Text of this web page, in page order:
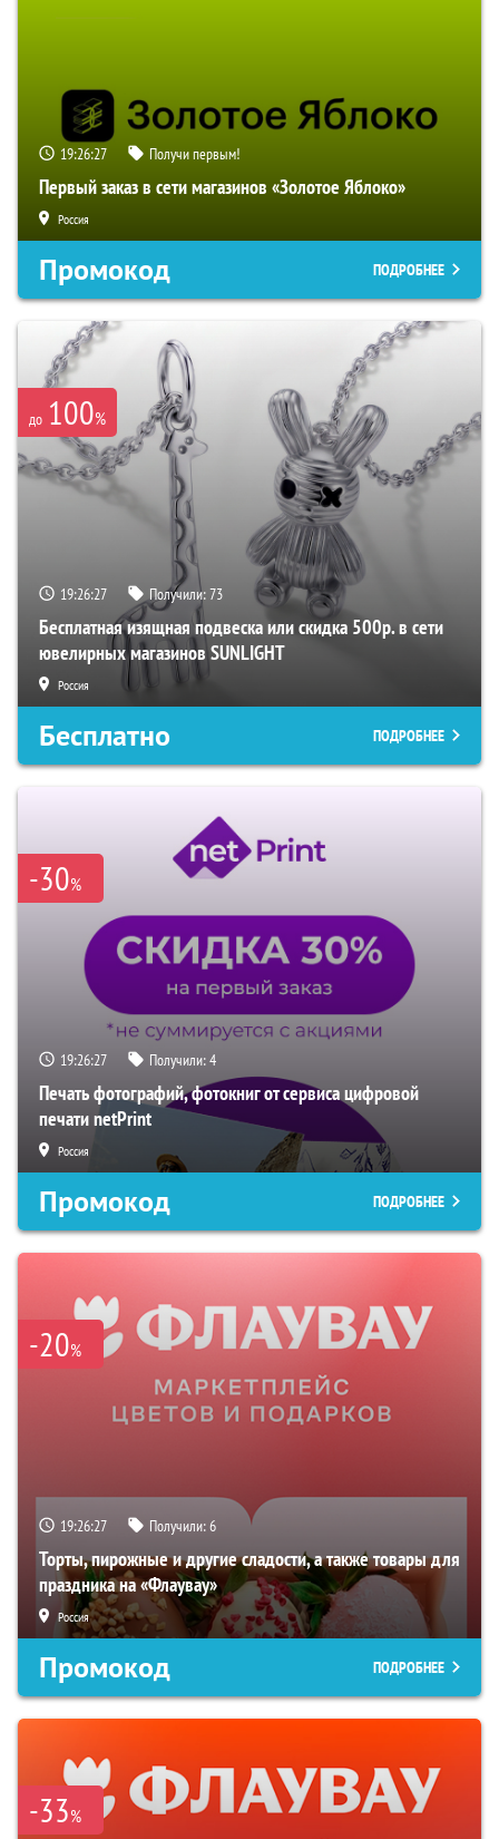
19:26:27 Получи первым!
Первый заказ в сети магазинов «Золотое Яблоко»
Россия
Промокод ПОДРОБНЕЕ
до 100%
19:26:27 Получили:73
Бесплатная изящная подвеска или скидка 500р. в сети
ювелирных магазинов SUNLIGHT
Россия
Бесплатно ПОДРОБНЕЕ
-30%
19:26:27 Получили:4
Печать фотографий, фотокниг от сервиса цифровой
печати netPrint
Россия
Промокод ПОДРОБНЕЕ
-20%
19:26:27 Получили:6
Торты, пирожные и другие сладости, а также товары для
праздника на «Флаувау»
Россия
Промокод ПОДРОБНЕЕ
-33%